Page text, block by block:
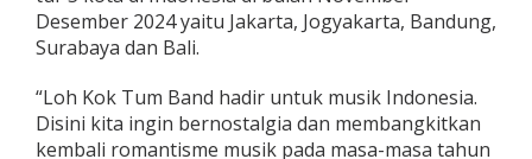
Desember 2024 yaitu Jakarta, Jogyakarta, Bandung,
Surabaya dan Bali.
“Loh Kok Tum Band hadir untuk musik Indonesia.
Disini kita ingin bernostalgia dan membangkitkan
kembali romantisme musik pada masa-masa tahun